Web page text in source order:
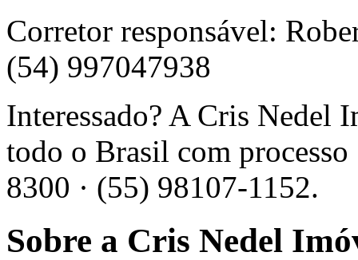
Corretor responsável:
(54) 997047938
Interessado? A Cris Nedel
todo o Brasil com
8300 · (55) 98107-1152.
Sobre a Cris Nedel